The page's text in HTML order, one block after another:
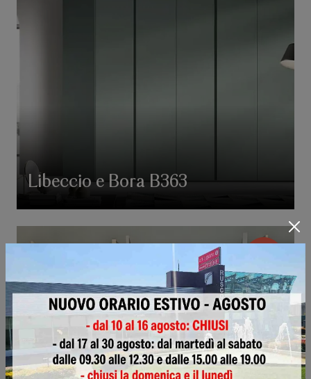
Libeccio e Bora B363